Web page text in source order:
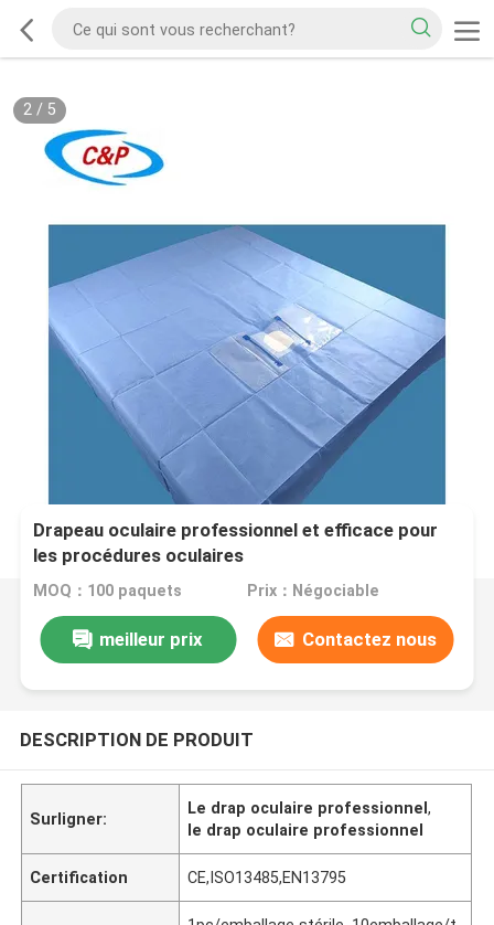
2/ 5
Drapeau oculaire professionnel et efficace pour
les procédures oculaires
MOQ：100 paquets Prix：Négociable
meilleur prix Contactez nous
DESCRIPTION DE PRODUIT
Surligner:
Le drap oculaire professionnel,
le drap oculaire professionnel
Certification CE,ISO13485,EN13795